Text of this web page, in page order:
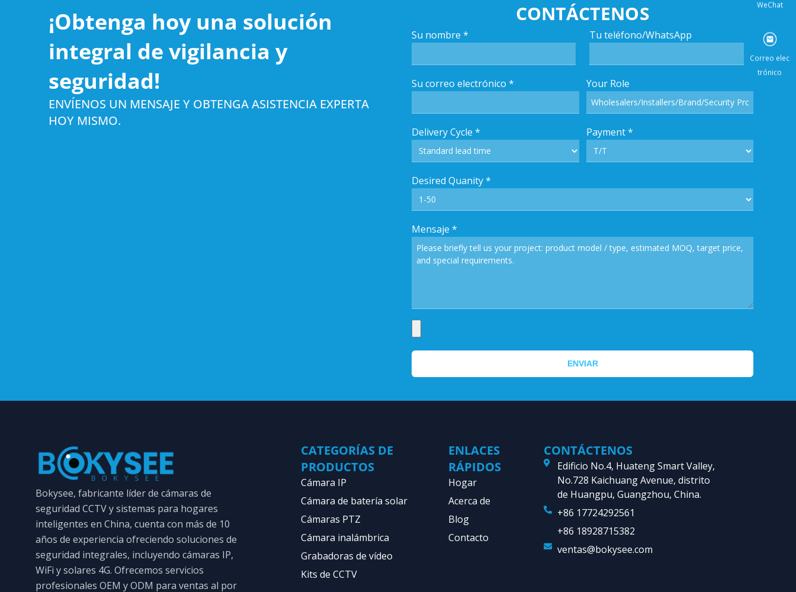
¡Obtenga hoy una solución
integral de vigilancia y
seguridad!
ENVÍENOS UN MENSAJE Y OBTENGA ASISTENCIA EXPERTA
HOY MISMO.
CONTÁCTENOS
Su nombre * Tu teléfono/WhatsApp
Su correo electrónico * Your Role
Delivery Cycle * Payment *
Desired Quanity *
Mensaje *
ENVIAR
Bokysee, fabricante líder de cámaras de
seguridad CCTV y sistemas para hogares
inteligentes en China, cuenta con más de 10
años de experiencia ofreciendo soluciones de
seguridad integrales, incluyendo cámaras IP,
WiFi y solares 4G. Ofrecemos servicios
profesionales OEM y ODM para ventas al por
CATEGORÍAS DE
PRODUCTOS
Cámara IP
Cámara de batería solar
Cámaras PTZ
Cámara inalámbrica
Grabadoras de vídeo
Kits de CCTV
ENLACES
RÁPIDOS
Hogar
Acerca de
Blog
Contacto
CONTÁCTENOS
Edificio No.4, Huateng Smart Valley,
No.728 Kaichuang Avenue, distrito
de Huangpu, Guangzhou, China.
+86 17724292561
+86 18928715382
ventas@bokysee.com
Correo